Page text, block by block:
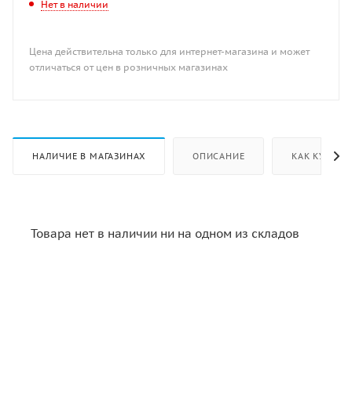
Нет в наличии
Цена действительна только для интернет-магазина и может
отличаться от цен в розничных магазинах
НАЛИЧИЕ В МАГАЗИНАХ ОПИСАНИЕ КАК КУПИТЬ
Товара нет в наличии ни на одном из складов